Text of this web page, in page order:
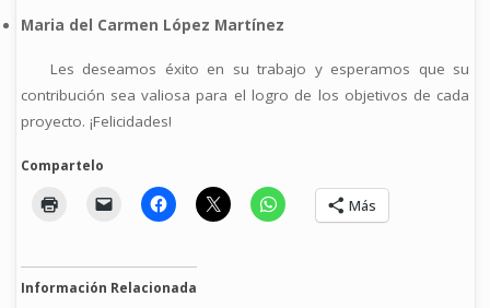
Maria del Carmen López Martínez
Les deseamos éxito en su trabajo y esperamos que su
contribución sea valiosa para el logro de los objetivos de cada
proyecto. ¡Felicidades!
Compartelo
Más
Información Relacionada